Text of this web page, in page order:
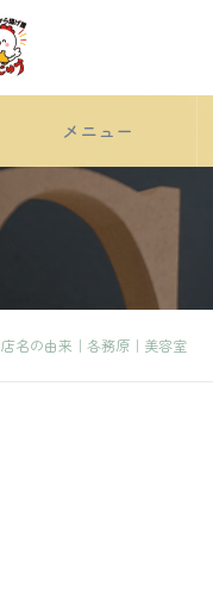
メニュー
店名の由来｜各務原｜美容室